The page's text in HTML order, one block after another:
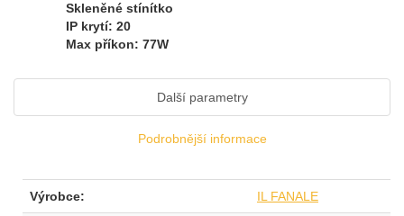
Skleněné stínítko
IP krytí: 20
Max příkon: 77W
Další parametry
Podrobnější informace
Výrobce: IL FANALE